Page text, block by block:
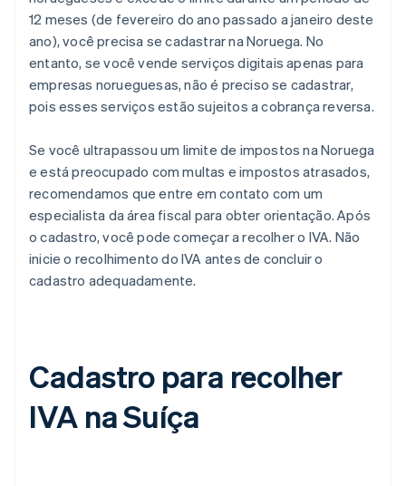
12 meses (de fevereiro do ano passado a janeiro deste
ano), você precisa se cadastrar na Noruega. No
entanto, se você vende serviços digitais apenas para
empresas norueguesas, não é preciso se cadastrar,
pois esses serviços estão sujeitos a cobrança reversa.
Se você ultrapassou um limite de impostos na Noruega
e está preocupado com multas e impostos atrasados,
recomendamos que entre em contato com um
especialista da área fiscal para obter orientação. Após
o cadastro, você pode começar a recolher o IVA. Não
inicie o recolhimento do IVA antes de concluir o
cadastro adequadamente.
Cadastro para recolher
IVA na Suíça